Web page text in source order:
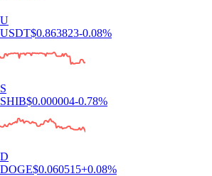
U
USDT$0.863823-0.08%
S
SHIB$0.000004-0.78%
D
DOGE$0.060515+0.08%